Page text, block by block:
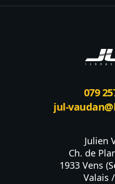
079
jul-
Julien
Ch. de
1933 Vens
Valais